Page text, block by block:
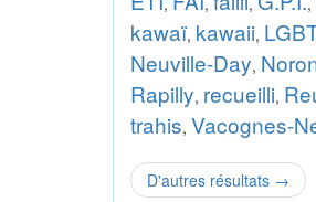
kawaï, kawaii,
Neuville-Day,
Rapilly, recueilli,
trahis, Vacognes-
D'autres résultats →